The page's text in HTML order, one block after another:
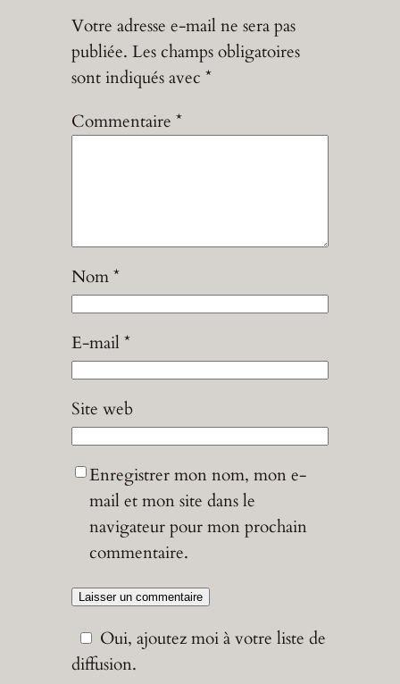
Votre adresse e-mail ne sera pas
publiée. Les champs obligatoires
sont indiqués avec *
Commentaire *
Nom*
E-mail*
Site web
Enregistrer mon nom, mon e-
mail et mon site dans le
navigateur pour mon prochain
commentaire.
Oui, ajoutez moi à votre liste de
diffusion.